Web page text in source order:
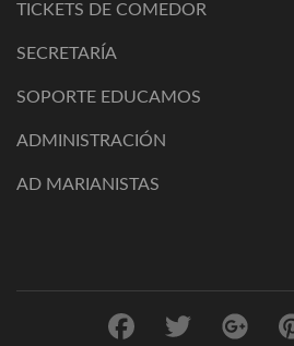
TICKETS DE COMEDOR
SECRETARÍA
SOPORTE EDUCAMOS
ADMINISTRACIÓN
AD MARIANISTAS